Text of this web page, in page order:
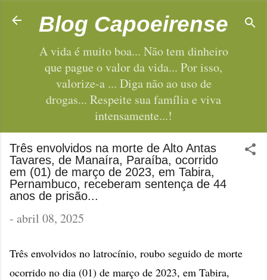
Pular para o conteúdo principal
Blog Capoeirense
A vida é muito boa... Não tem dinheiro
que pague o valor da vida... Por isso,
valorize-a ... Diga não ao uso de
drogas... Respeite sua família e viva
intensamente...!
Três envolvidos na morte de Alto Antas
Tavares, de Manaíra, Paraíba, ocorrido
em (01) de março de 2023, em Tabira,
Pernambuco, receberam sentença de 44
anos de prisão...
- abril 08, 2025
Três envolvidos no latrocínio, roubo seguido de morte
ocorrido no dia (01) de março de 2023, em Tabira,